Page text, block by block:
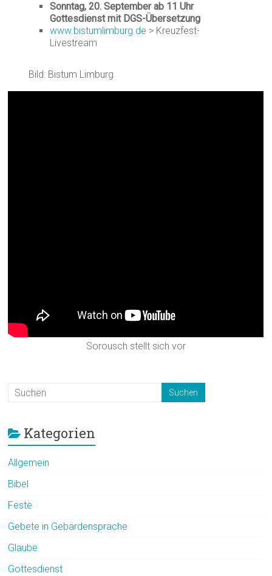
Sonntag, 20. September ab 11 Uhr
Gottesdienst mit DGS-Übersetzung
www.bistumlimburg.de > Kreuzfest-
Livestream
Bild: Bistum Limburg
Sorousch stellt sich vor
Kategorien
Allgemein
Bibel
Feste
Gebete in Gebärdensprache
Glaube
Gottesdienst